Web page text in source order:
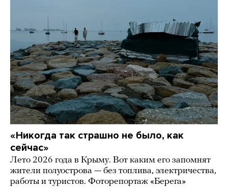
«Никогда так страшно не было, как
сейчас»
Лето 2026 года в Крыму. Вот каким его запомнят
жители полуострова — без топлива, электричества,
работы и туристов. Фоторепортаж «Берега»